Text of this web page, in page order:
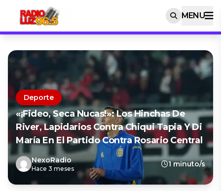
MENU
Deporte
«¡Fideo, Seca Nucas!»: Los Hinchas De
River, Lapidarios Contra Chiqui Tapia Y Di
María En El Partido Contra Rosario Central
NexoRadio
Hace 3 meses
1 minuto/s